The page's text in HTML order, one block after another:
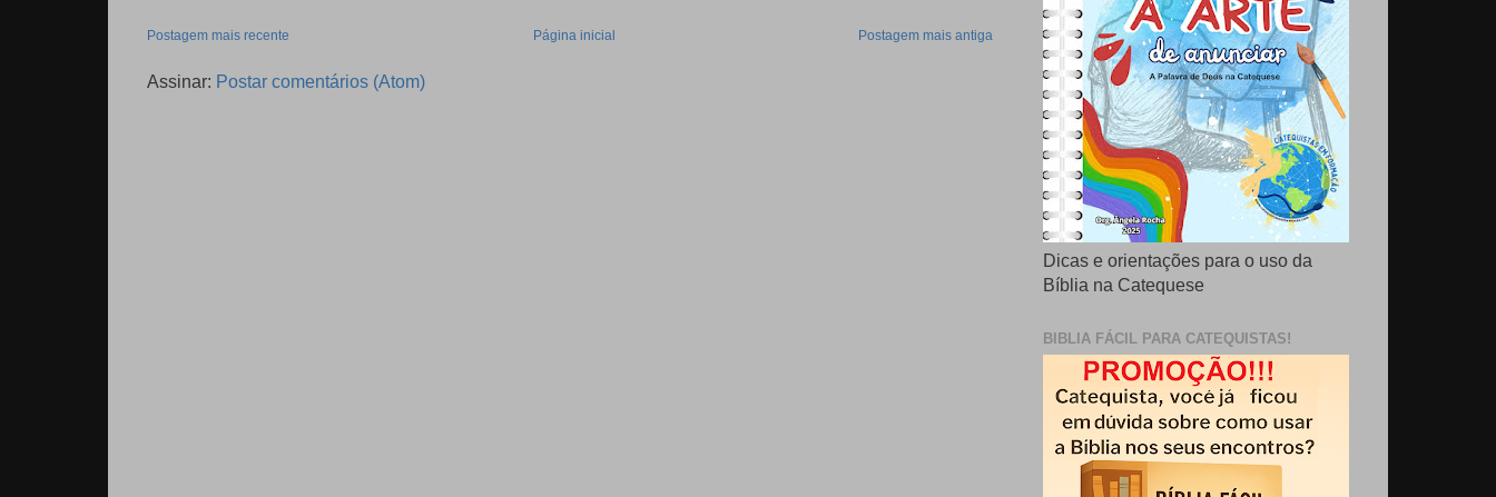
Postagem mais recente Postagem mais antiga
Página inicial
Assinar: Postar comentários (Atom)
Dicas e orientações para o uso da
Bíblia na Catequese
BIBLIA FÁCIL PARA CATEQUISTAS!